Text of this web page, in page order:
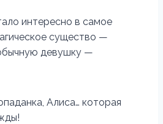
интересно в самое
существо —
девушку —
Алиса… которая